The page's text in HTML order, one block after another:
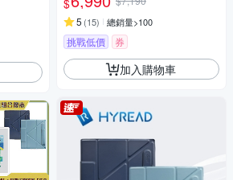
$
5 (15) 總銷量>100
挑戰低價 券
加入購物車